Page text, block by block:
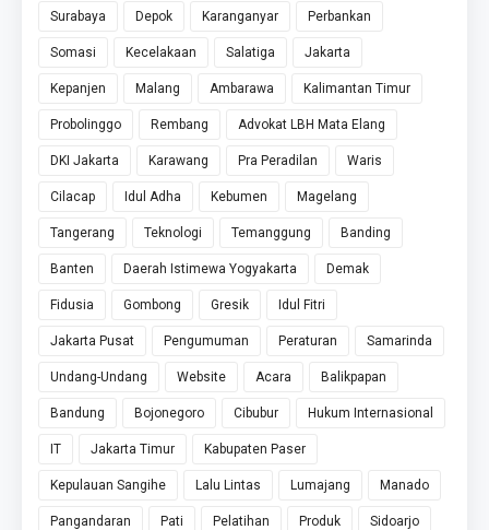
Surabaya Depok Karanganyar Perbankan
Somasi Kecelakaan Salatiga Jakarta
Kepanjen Malang Ambarawa Kalimantan Timur
Probolinggo Rembang Advokat LBH Mata Elang
DKI Jakarta Karawang Pra Peradilan Waris
Cilacap Idul Adha Kebumen Magelang
Tangerang Teknologi Temanggung Banding
Banten Daerah Istimewa Yogyakarta Demak
Fidusia Gombong Gresik Idul Fitri
Jakarta Pusat Pengumuman Peraturan Samarinda
Undang-Undang Website Acara Balikpapan
Bandung Bojonegoro Cibubur Hukum Internasional
IT Jakarta Timur Kabupaten Paser
Kepulauan Sangihe Lalu Lintas Lumajang Manado
Pangandaran Pati Pelatihan Produk Sidoarjo